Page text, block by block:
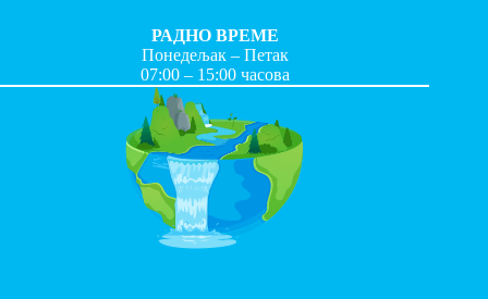
РАДНО ВРЕМЕ
Понедељак – Петак
07:00 – 15:00 часова